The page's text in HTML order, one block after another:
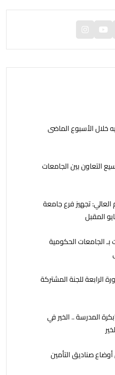
التعاون بين الجامعات
العالي: تجهيز فرع جامعة
المقبل
بـ الجامعات الحكومية
الرابعة للجنة المشتركة
المدرسة .. الخير في
أوضاع صناديق التأمين